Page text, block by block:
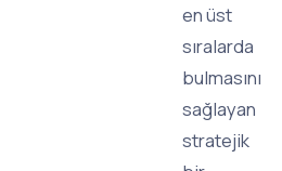
en üst
sıralarda
bulmasını
sağlayan
stratejik